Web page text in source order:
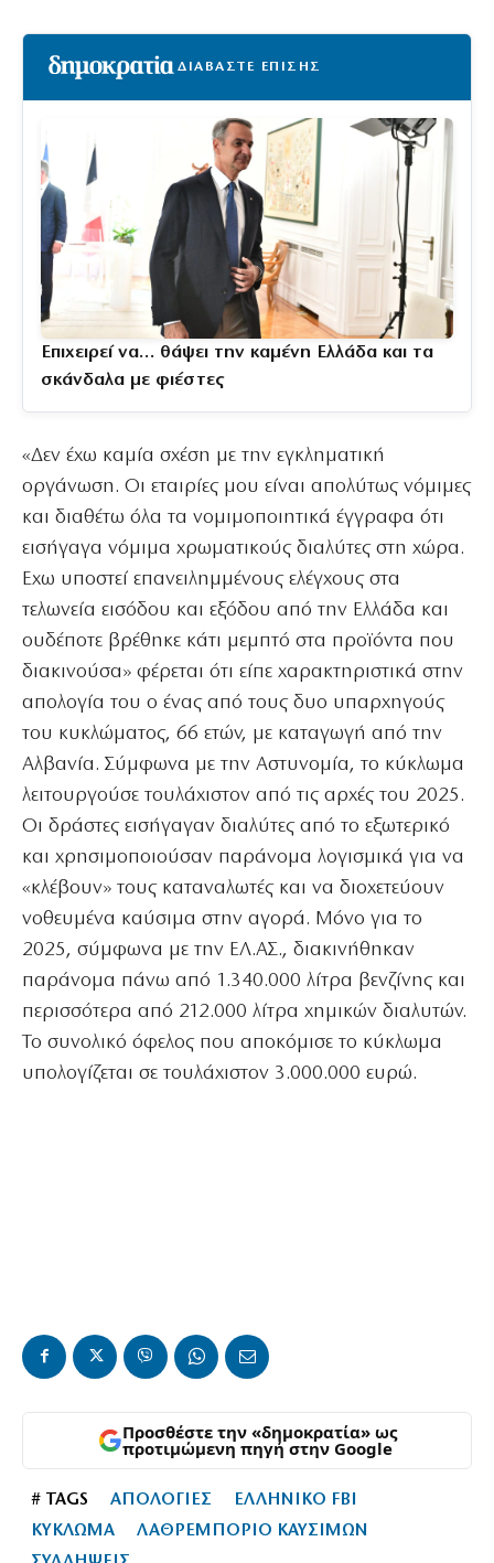
ΔΙΑΒΑΣΤΕ ΕΠΙΣΗΣ
Επιχειρεί να… θάψει την καμένη Ελλάδα και τα
σκάνδαλα με φιέστες
«Δεν έχω καμία σχέση με την εγκληματική
οργάνωση. Οι εταιρίες μου είναι απολύτως νόμιμες
και διαθέτω όλα τα νομιμοποιητικά έγγραφα ότι
εισήγαγα νόμιμα χρωματικούς διαλύτες στη χώρα.
Εχω υποστεί επανειλημμένους ελέγχους στα
τελωνεία εισόδου και εξόδου από την Ελλάδα και
ουδέποτε βρέθηκε κάτι μεμπτό στα προϊόντα που
διακινούσα» φέρεται ότι είπε χαρακτηριστικά στην
απολογία του ο ένας από τους δυο υπαρχηγούς
του κυκλώματος, 66 ετών, με καταγωγή από την
Αλβανία. Σύμφωνα με την Αστυνομία, το κύκλωμα
λειτουργούσε τουλάχιστον από τις αρχές του 2025.
Οι δράστες εισήγαγαν διαλύτες από το εξωτερικό
και χρησιμοποιούσαν παράνομα λογισμικά για να
«κλέβουν» τους καταναλωτές και να διοχετεύουν
νοθευμένα καύσιμα στην αγορά. Μόνο για το
2025, σύμφωνα με την ΕΛ.ΑΣ., διακινήθηκαν
παράνομα πάνω από 1.340.000 λίτρα βενζίνης και
περισσότερα από 212.000 λίτρα χημικών διαλυτών.
Το συνολικό όφελος που αποκόμισε το κύκλωμα
υπολογίζεται σε τουλάχιστον 3.000.000 ευρώ.
Προσθέστε την «δημοκρατία» ως
προτιμώμενη πηγή στην Google
# TAGS ΑΠΟΛΟΓΙΕΣ
ΕΛΛΗΝΙΚΟ FBI
ΚΥΚΛΩΜΑ
ΛΑΘΡΕΜΠΟΡΙΟ ΚΑΥΣΙΜΩΝ